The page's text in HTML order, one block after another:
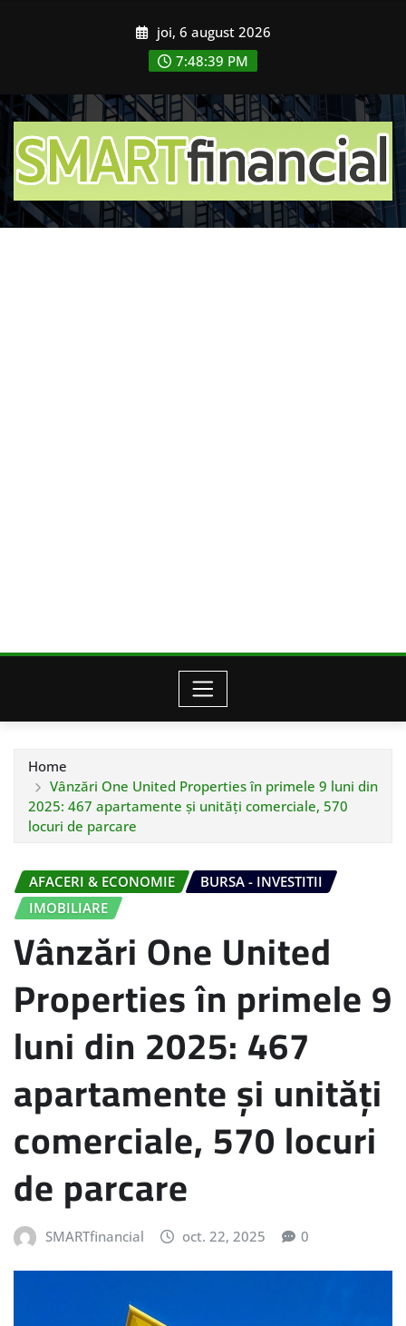
joi, 6 august 2026
7:48:41 PM
Home
Vânzări One United Properties în primele 9 luni din
2025: 467 apartamente și unități comerciale, 570
locuri de parcare
AFACERI & ECONOMIE
BURSA - INVESTITII
IMOBILIARE
Vânzări One United
Properties în primele 9
luni din 2025: 467
apartamente și unități
comerciale, 570 locuri
de parcare
SMARTfinancial oct. 22, 2025 0